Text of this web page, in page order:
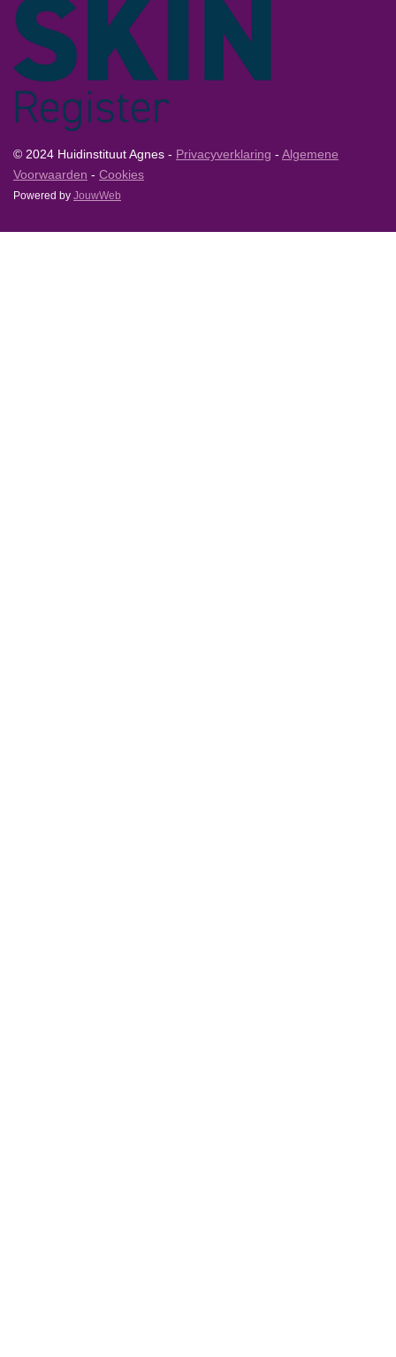
© 2024 Huidinstituut Agnes - Privacyverklaring - Algemene
Voorwaarden - Cookies
Powered by JouwWeb